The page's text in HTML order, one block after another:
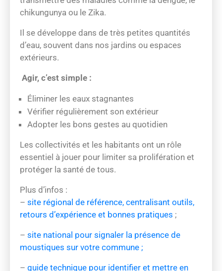
chikungunya ou le Zika.
Il se développe dans de très petites quantités
d’eau, souvent dans nos jardins ou espaces
extérieurs.
Agir, c’est simple :
Éliminer les eaux stagnantes
Vérifier régulièrement son extérieur
Adopter les bons gestes au quotidien
Les collectivités et les habitants ont un rôle
essentiel à jouer pour limiter sa prolifération et
protéger la santé de tous.
Plus d’infos :
– site régional de référence, centralisant outils,
retours d’expérience et bonnes pratiques ;
– site national pour signaler la présence de
moustiques sur votre commune ;
– guide technique pour identifier et mettre en